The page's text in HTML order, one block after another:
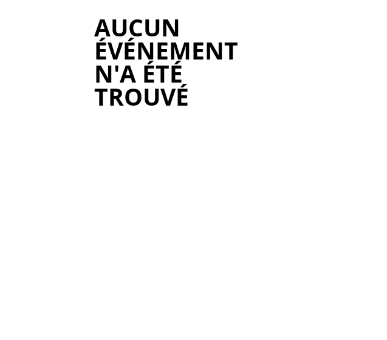
AUCUN
ÉVÉNEMENT
N'A ÉTÉ
TROUVÉ